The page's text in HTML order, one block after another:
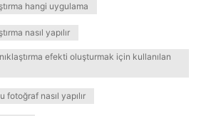
hangi uygulama
nasıl yapılır
efekti oluşturmak için kullanılan
fotoğraf nasıl yapılır